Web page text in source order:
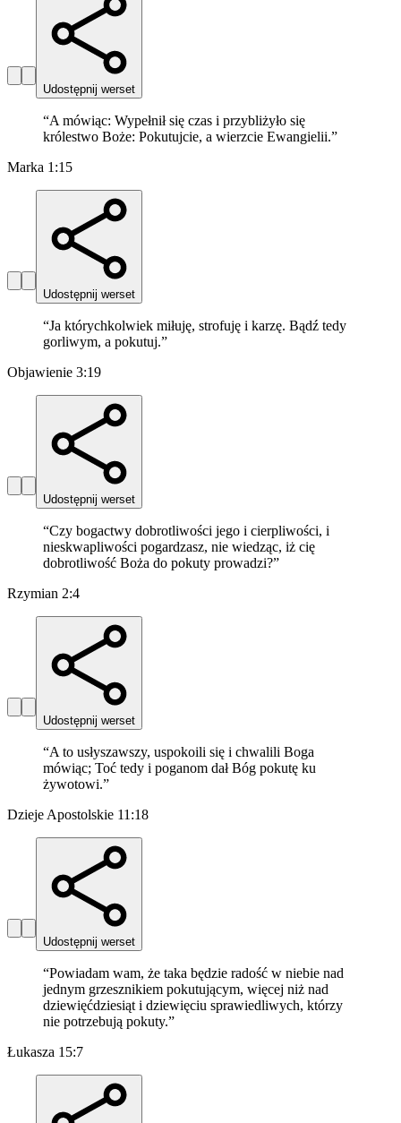
Udostępnij werset
“A mówiąc: Wypełnił się czas i przybliżyło się
królestwo Boże: Pokutujcie, a wierzcie Ewangielii.”
Marka 1:15
Udostępnij werset
“Ja którychkolwiek miłuję, strofuję i karzę. Bądź tedy
gorliwym, a pokutuj.”
Objawienie 3:19
Udostępnij werset
“Czy bogactwy dobrotliwości jego i cierpliwości, i
nieskwapliwości pogardzasz, nie wiedząc, iż cię
dobrotliwość Boża do pokuty prowadzi?”
Rzymian 2:4
Udostępnij werset
“A to usłyszawszy, uspokoili się i chwalili Boga
mówiąc; Toć tedy i poganom dał Bóg pokutę ku
żywotowi.”
Dzieje Apostolskie 11:18
Udostępnij werset
“Powiadam wam, że taka będzie radość w niebie nad
jednym grzesznikiem pokutującym, więcej niż nad
dziewięćdziesiąt i dziewięciu sprawiedliwych, którzy
nie potrzebują pokuty.”
Łukasza 15:7